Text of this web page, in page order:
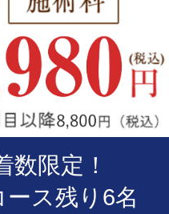
数限定！
ス残り6名